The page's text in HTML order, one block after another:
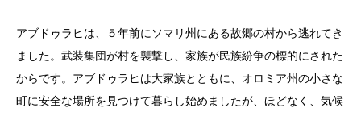
アブドゥラヒは、５年前にソマリ州にある故郷の村から逃れてき
ました。武装集団が村を襲撃し、家族が民族紛争の標的にされた
からです。アブドゥラヒは大家族とともに、オロミア州の小さな
町に安全な場所を見つけて暮らし始めましたが、ほどなく、気候